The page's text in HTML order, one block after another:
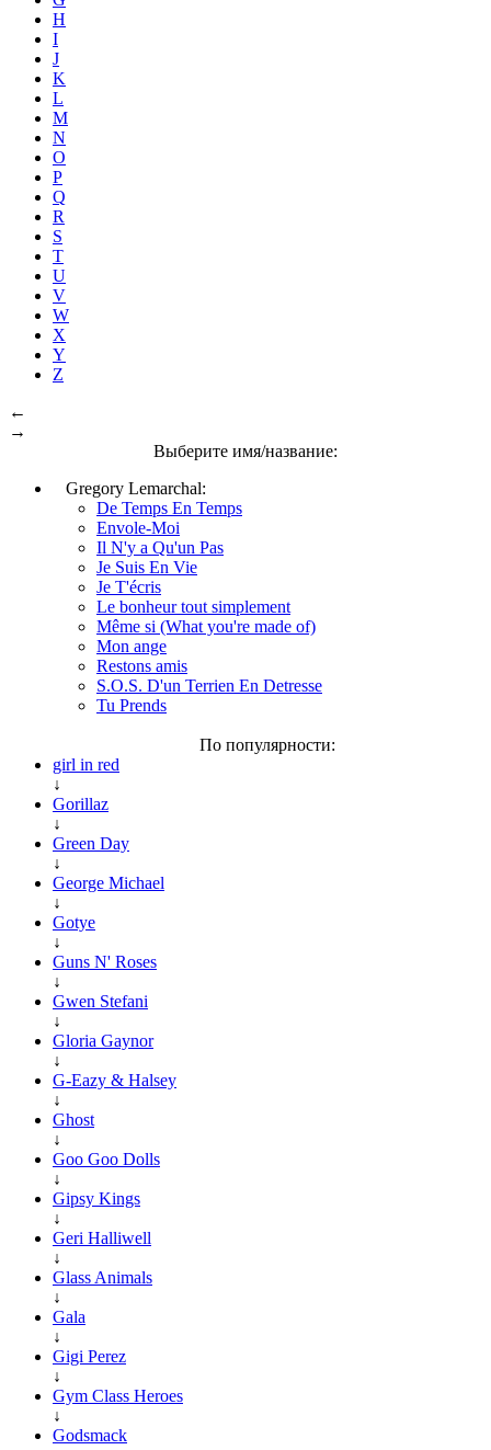
H
I
J
K
L
M
N
O
P
Q
R
S
T
U
V
W
X
Y
Z
←
→
Выберите имя/название:
Gregory Lemarchal:
De Temps En Temps
Envole-Moi
Il N'y a Qu'un Pas
Je Suis En Vie
Je T'écris
Le bonheur tout simplement
Même si (What you're made of)
Mon ange
Restons amis
S.O.S. D'un Terrien En Detresse
Tu Prends
По популярности:
girl in red
↓
Gorillaz
↓
Green Day
↓
George Michael
↓
Gotye
↓
Guns N' Roses
↓
Gwen Stefani
↓
Gloria Gaynor
↓
G-Eazy & Halsey
↓
Ghost
↓
Goo Goo Dolls
↓
Gipsy Kings
↓
Geri Halliwell
↓
Glass Animals
↓
Gala
↓
Gigi Perez
↓
Gym Class Heroes
↓
Godsmack